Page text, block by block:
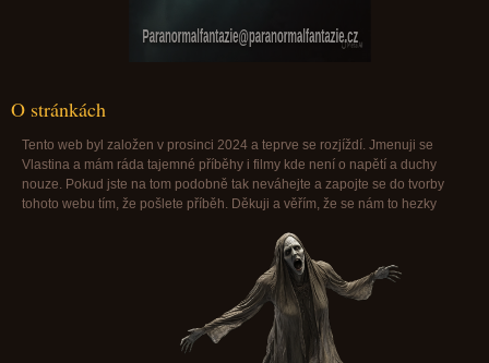
Paranormalfantazie@paranormalfantazie.cz
O stránkách
Tento web byl založen v prosinci 2024 a teprve se rozjíždí. Jmenuji se
Vlastina a mám ráda tajemné příběhy i filmy kde není o napětí a duchy
nouze. Pokud jste na tom podobně tak neváhejte a zapojte se do tvorby
tohoto webu tím, že pošlete příběh. Děkuji a věřím, že se nám to hezky